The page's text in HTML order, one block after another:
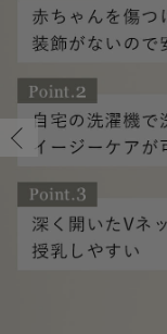
マタニティ スカート
マタニティ トップス
マタニティ アウター（
妊婦帯・腹帯・産前ガー
マタニティ 授乳 キャミソ
産褥ショーツ
産後 ガードル インナー
マタニティ 腹巻き
マタニティ ドレス（結
マタニティ フォーマル
【アウトレット】ボトム
【アウトレット】パジャマ
【アウトレット】インナ
見えてもカワイイ
コットン素材
冷房対策
Tシャツブラ
ブラトップ